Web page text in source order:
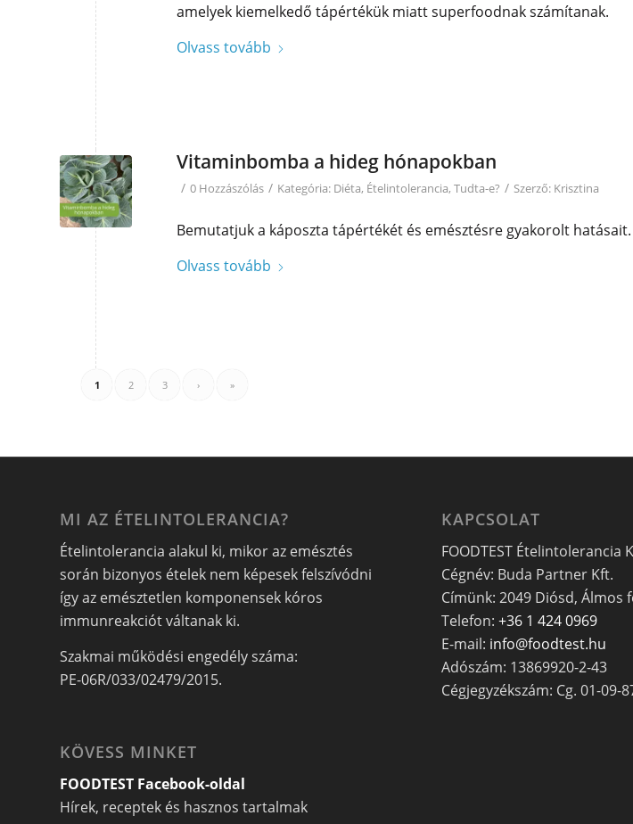
amelyek kiemelkedő tápértékük miatt superfoodnak számítanak.
Olvass tovább
Vitaminbomba a hideg hónapokban
/ 0 Hozzászólás / Kategória: Diéta, Ételintolerancia, Tudta-e? / Szerző: Krisztina
Bemutatjuk a káposzta tápértékét és emésztésre gyakorolt hatásait.
Olvass tovább
1 2 3 › »
MI AZ ÉTELINTOLERANCIA?
Ételintolerancia alakul ki, mikor az emésztés
során bizonyos ételek nem képesek felszívódni
így az emésztetlen komponensek kóros
immunreakciót váltanak ki.
Szakmai működési engedély száma:
PE-06R/033/02479/2015.
KÖVESS MINKET
FOODTEST Facebook-oldal
Hírek, receptek és hasznos tartalmak
KAPCSOLAT
FOODTEST Ételintolerancia
Cégnév: Buda Partner Kft.
Címünk: 2049 Diósd, Álmos
Telefon: +36 1 424 0969
E-mail: info@foodtest.hu
Adószám: 13869920-2-43
Cégjegyzékszám: Cg. 01-09-